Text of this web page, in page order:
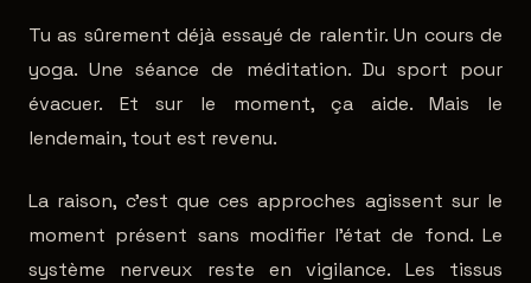
Tu as sûrement déjà essayé de ralentir. Un cours de
yoga. Une séance de méditation. Du sport pour
évacuer. Et sur le moment, ça aide. Mais le
lendemain, tout est revenu.
La raison, c'est que ces approches agissent sur le
moment présent sans modifier l'état de fond. Le
système nerveux reste en vigilance. Les tissus